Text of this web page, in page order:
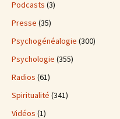
Podcasts (3)
Presse (35)
Psychogénéalogie (300)
Psychologie (355)
Radios (61)
Spiritualité (341)
Vidéos (1)